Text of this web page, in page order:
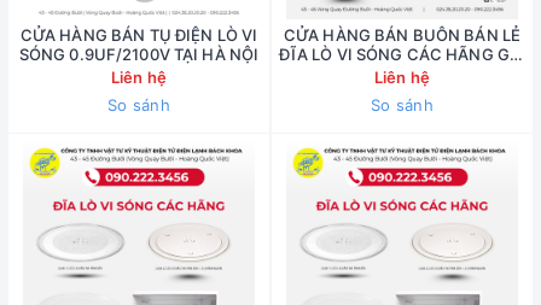
CỬA HÀNG BÁN TỤ ĐIỆN LÒ VI
SÓNG 0.9UF/2100V TẠI HÀ NỘI
Liên hệ
So sánh
CỬA HÀNG BÁN BUÔN BÁN LẺ
ĐĨA LÒ VI SÓNG CÁC HÃNG GIÁ
TỐT NHẤT
Liên hệ
So sánh